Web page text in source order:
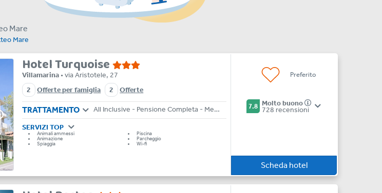
Mare
Mare
Hotel Turquoise
Villamarina • via Aristotele, 27
2
Offerte per famiglia 2 Offerte
TRATTAMENTO All Inclusive - Pensione Completa - Mezza Pensione - Bed & Breakfast
SERVIZI TOP
Animali ammessi Piscina
Animazione Parcheggio
Spiaggia Wi-fi
Preferito
7.8 Molto buono
728 recensioni
Scheda hotel